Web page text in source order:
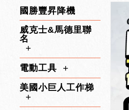
國勝豐昇降機
威克士&馬德里聯
名
電動工具
美國小巨人工作梯